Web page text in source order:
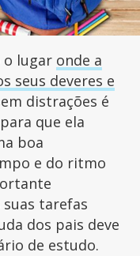
o lugar onde a
seus deveres e
distrações é
que ela
boa
e do ritmo
tarefas
dos pais deve
de estudo.